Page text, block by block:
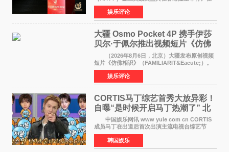
这场汇聚数百位海内外电影人、文化界人士及媒
体代表的亚洲青年影视盛会上，香港本土电影
《香港一夜》（Dawn in Ho
娱乐评论
大疆 Osmo Pocket 4P 携手伊莎
贝尔·于佩尔推出视频短片《仿佛
相识》
（2026年8月6日，北京）大疆发布原创视频
短片《仿佛相识》（FAMILIARIT&Eacute;）。
视频短片由戛纳国际电影节最佳女演员伊莎贝尔·
于佩尔（Isabelle Huppert）主演，全程使用大
疆首款双主摄口
娱乐评论
CORTIS马丁综艺首秀大放异彩！
自曝“是时候开启马丁热潮了” 北
美巡演火热进行中
中国娱乐网讯 www yule com cn CORTIS
成员马丁在出道后首次出演主流电视台综艺节
目，展现了多才多艺的魅力。 马丁出演了5日
播出的MBC《Radio Star》Fashion与Passion
之间，I&lsquo;m
韩国娱乐